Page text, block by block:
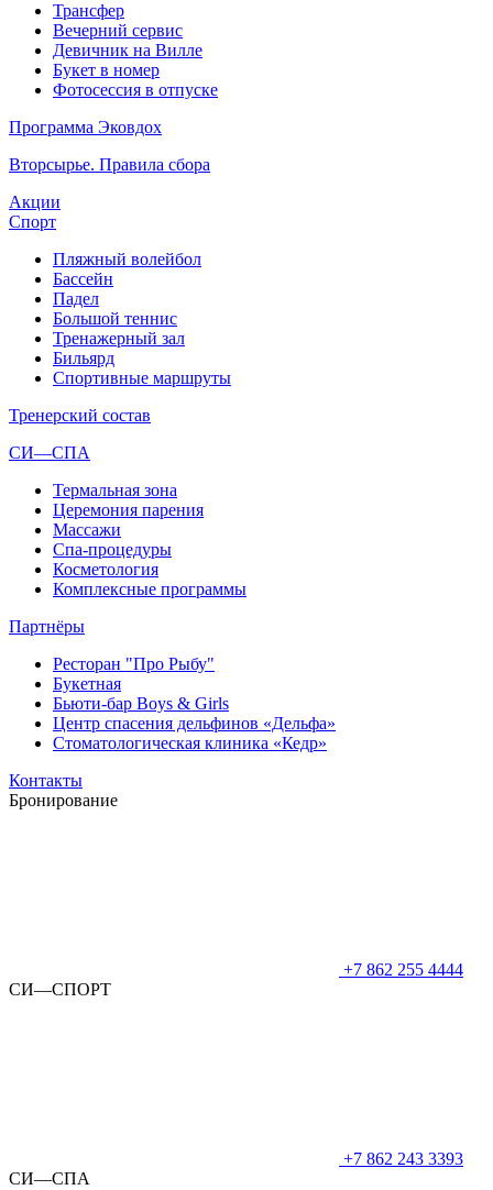
Трансфер
Вечерний сервис
Девичник на Вилле
Букет в номер
Фотосессия в отпуске
Программа Эковдох
Вторсырье. Правила сбора
Акции
Спорт
Пляжный волейбол
Бассейн
Падел
Большой теннис
Тренажерный зал
Бильярд
Спортивные маршруты
Тренерский состав
СИ—СПА
Термальная зона
Церемония парения
Массажи
Спа-процедуры
Косметология
Комплексные программы
Партнёры
Ресторан "Про Рыбу"
Букетная
Бьюти-бар Boys & Girls
Центр спасения дельфинов «Дельфа»
Стоматологическая клиника «Кедр»
Контакты
Бронирование
+7 862 255 4444
СИ—СПОРТ
+7 862 243 3393
СИ—СПА